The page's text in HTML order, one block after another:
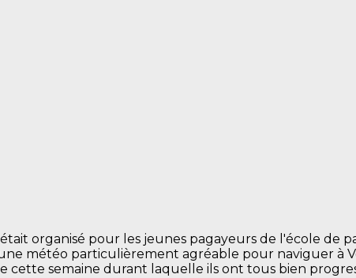
organisé pour les jeunes pagayeurs de l'école de
météo particulièrement agréable pour naviguer à
cette semaine durant laquelle ils ont tous bien